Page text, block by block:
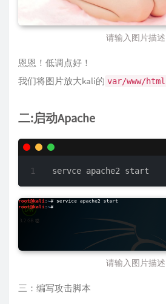
请输入图片描述
恩恩！低调点好！
我们将图片放大kali的 var/www/html
二:启动Apache
servce apache2 start
请输入图片描述
三：编写攻击脚本